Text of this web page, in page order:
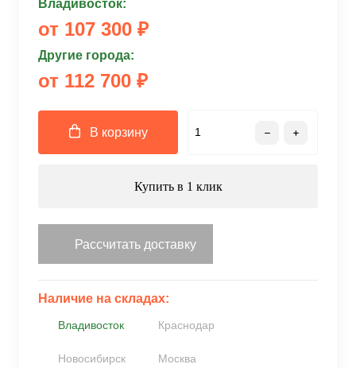
Владивосток:
от 107 300 ₽
Другие города:
от 112 700 ₽
В корзину
Купить в 1 клик
Рассчитать доставку
Наличие на складах:
Владивосток Краснодар
Новосибирск Москва